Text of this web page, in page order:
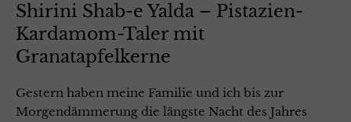
Shirini Shab-e Yalda – Pistazien-
Kardamom-Taler mit
Granatapfelkerne
Gestern haben meine Familie und ich bis zur
Morgendämmerung die längste Nacht des Jahres